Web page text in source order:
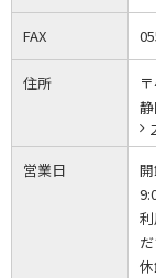
FAX
住所
営業日
だ
休